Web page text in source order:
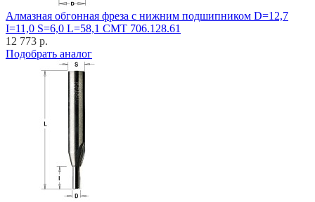
Алмазная обгонная фреза с нижним подшипником D=12,7
I=11,0 S=6,0 L=58,1 CMT 706.128.61
12 773 р.
Подобрать аналог